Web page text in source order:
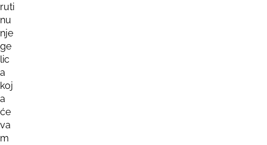
ruti
nu
nje
ge
lic
a
koj
a
će
va
m